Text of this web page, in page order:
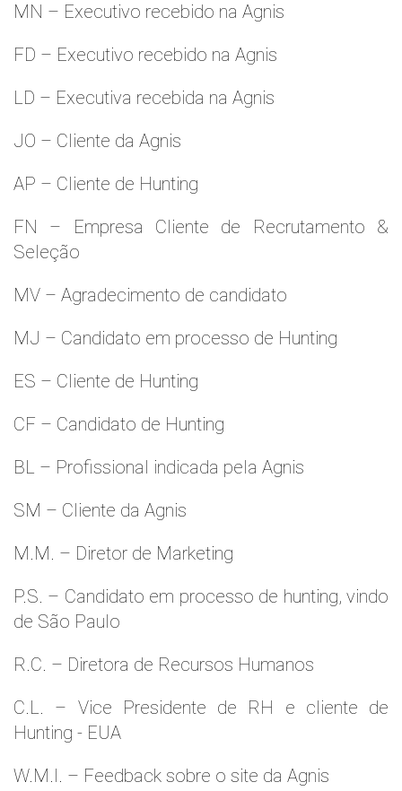
MN – Executivo recebido na Agnis
FD – Executivo recebido na Agnis
LD – Executiva recebida na Agnis
JO – Cliente da Agnis
AP – Cliente de Hunting
FN – Empresa Cliente de Recrutamento &
Seleção
MV – Agradecimento de candidato
MJ – Candidato em processo de Hunting
ES – Cliente de Hunting
CF – Candidato de Hunting
BL – Profissional indicada pela Agnis
SM – Cliente da Agnis
M.M. – Diretor de Marketing
P.S. – Candidato em processo de hunting, vindo
de São Paulo
R.C. – Diretora de Recursos Humanos
C.L. – Vice Presidente de RH e cliente de
Hunting - EUA
W.M.l. – Feedback sobre o site da Agnis